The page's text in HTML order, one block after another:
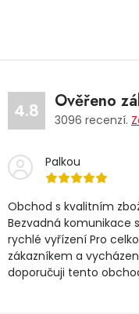
4.8 Ověřeno
3096 recenzí.
Palkou
Obchod s kvalitním
Bezvadná komunikace
rychlé vyřízení Pro
zákazníkem a
doporučuji tento